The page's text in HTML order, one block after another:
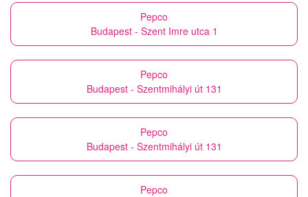
Pepco
Budapest - Szent Imre utca 1
Pepco
Budapest - Szentmihályi út 131
Pepco
Budapest - Szentmihályi út 131
Pepco